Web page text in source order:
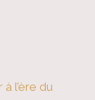
l’ère du